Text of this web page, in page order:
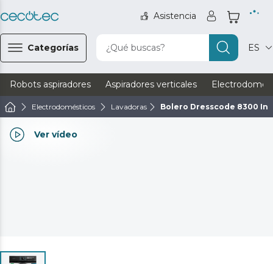
Asistencia
Categorías ¿Qué buscas? ES
Robots aspiradores Aspiradores verticales
Electrodomésticos Lavadoras Bolero Dresscode 8300
Ver vídeo